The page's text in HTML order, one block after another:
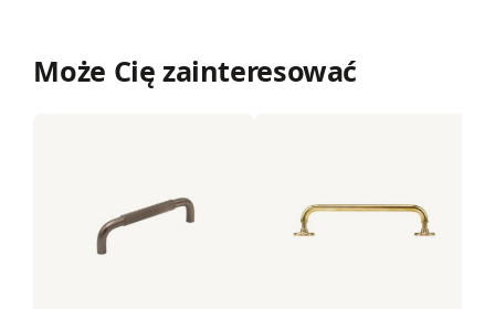
Może Cię zainteresować